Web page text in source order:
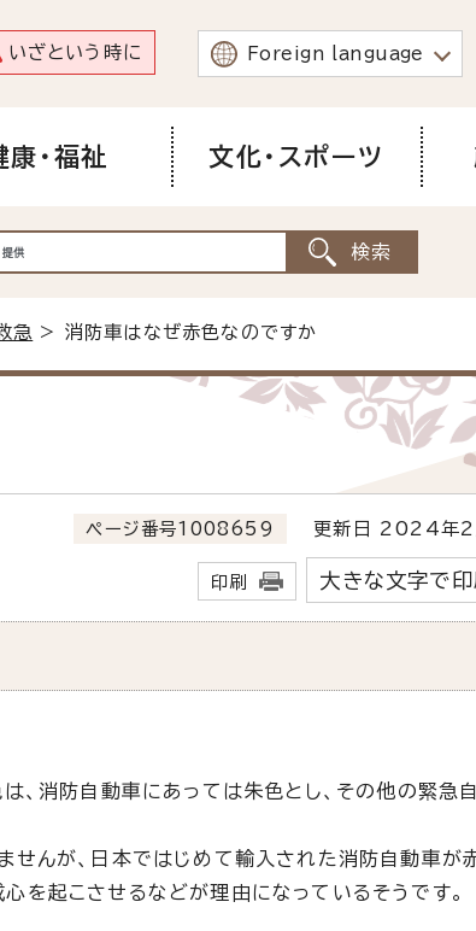
いざという時に Foreign language
康・福祉 文化・スポーツ
急 > 消防車はなぜ赤色なのですか
ページ番号1008659 更新日 2024年2
印刷 大きな文字で印
、消防自動車にあっては朱色とし、その他の緊急
せんが、日本ではじめて輸入された消防自動車が
を起こさせるなどが理由になっているそうです。